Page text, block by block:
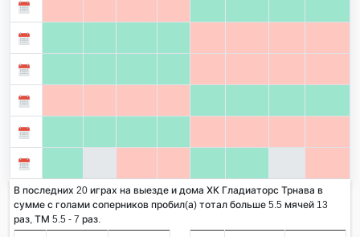
В последних 20 играх на выезде и дома ХК Гладиаторс Трнава в
сумме с голами соперников пробил(а) тотал больше 5.5 мячей 13
раз, ТМ 5.5 - 7 раз.